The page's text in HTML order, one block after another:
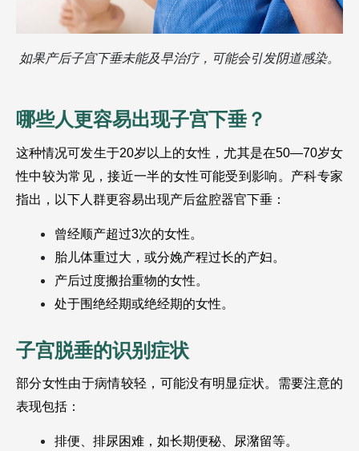
如果产后子宫下垂未能及早治疗，可能会引发阴道感染。
哪些人更容易出现子宫下垂？
这种情况可发生于20岁以上的女性，尤其是在50—70岁女
性中较为常见，接近一半的女性可能受到影响。产科专家
指出，以下人群更容易出现产后盆腔器官下垂：
曾经顺产超过3次的女性。
胎儿体重过大，或分娩产程过长的产妇。
产后过度搬抬重物的女性。
处于围绝经期或绝经期的女性。
子宫脱垂的识别症状
部分女性由于病情较轻，可能没有明显症状。需要注意的
表现包括：
排便、排尿困难，如长期便秘、尿潴留等。